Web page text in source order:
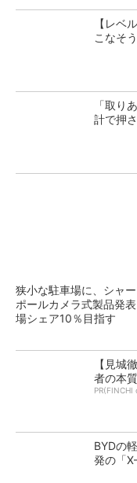
【レベ
こなそう
「取り
計で押
狭小な駐車場に、シャ
ポールカメラ式製品発
場シェア10％目指す
【見城
者の本質
PR(FINCHI
BYDの
発の「